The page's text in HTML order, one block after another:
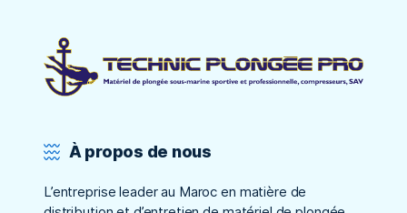
À propos de nous
L’entreprise leader au Maroc en matière de